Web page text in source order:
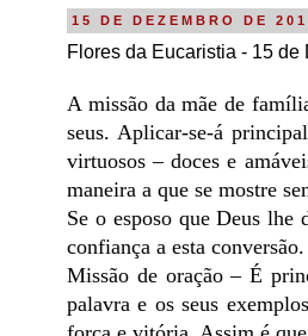
15 DE DEZEMBRO DE
Flores da Eucaristia - 15 de
A missão da mãe de
seus. Aplicar-se-á
virtuosos – doces e
maneira a que se mostre
Se o esposo que Deus lhe
confiança a esta conversão.
Missão de oração – É
palavra e os seus